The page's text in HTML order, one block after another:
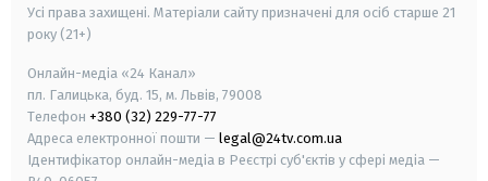
Усі права захищені. Матеріали сайту призначені для осіб старше 21
року (21+)
Онлайн-медіа «24 Канал»
пл. Галицька, буд. 15, м. Львів, 79008
Телефон +380 (32) 229-77-77
Адреса електронної пошти — legal@24tv.com.ua
Ідентифікатор онлайн-медіа в Реєстрі суб'єктів у сфері медіа —